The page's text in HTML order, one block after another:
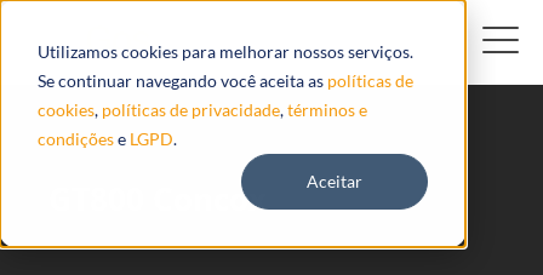
Utilizamos cookies para melhorar nossos serviços.
Se continuar navegando você aceita as políticas de
cookies, políticas de privacidade,términos e
condiçõese LGPD.
Aceitar
GT800 Concox